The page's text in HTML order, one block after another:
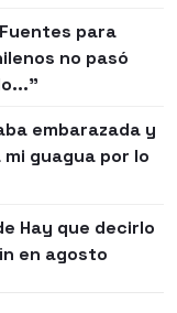
para
no pasó
embarazada y
guagua por lo
Hay que decirlo
en agosto